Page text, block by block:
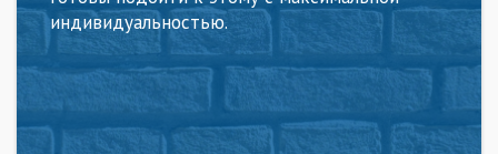
индивидуальностью.